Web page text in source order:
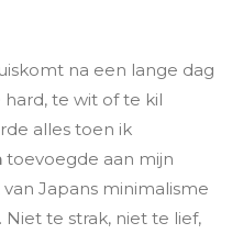
na een lange dag
hard, te wit of te kil
alles toen ik
toevoegde aan mijn
Japans minimalisme
te strak, niet te lief,